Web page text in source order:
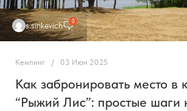
s.sinkevich 0
Кемпинг 03 Июн 2025
Как забронировать место в
“Рыжий Лис”: простые шаги